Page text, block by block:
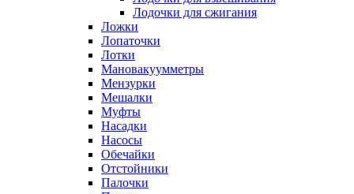
Лодочки для сжигания
Ложки
Лопаточки
Лотки
Мановакуумметры
Мензурки
Мешалки
Муфты
Насадки
Насосы
Обечайки
Отстойники
Палочки